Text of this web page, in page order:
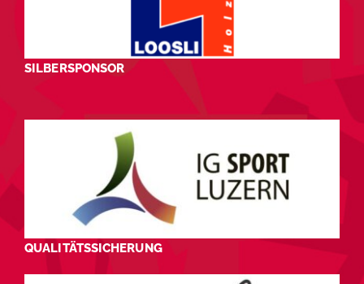
SILBERSPONSOR
QUALITÄTSSICHERUNG